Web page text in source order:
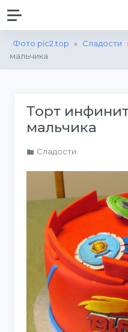
Фото pic2.top » Сладости
мальчика
Торт
мальчика
Сладости